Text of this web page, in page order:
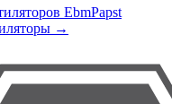
EbmPapst
→